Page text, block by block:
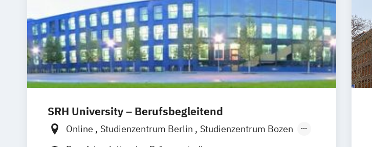
SRH University – Berufsbegleitend
Online Studienzentrum Berlin
Studienzentrum Bozen
Studienzentrum Dresden
Studienzentrum Düsseldorf